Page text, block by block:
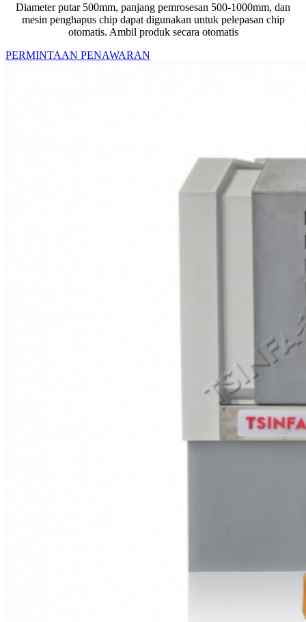
Diameter putar 500mm, panjang pemrosesan 500-1000mm, dan
mesin penghapus chip dapat digunakan untuk pelepasan chip
otomatis. Ambil produk secara otomatis
PERMINTAAN PENAWARAN